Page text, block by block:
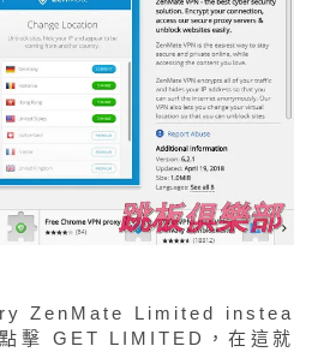
ZenMate Limited instea
擊 GET LIMITED，在這就